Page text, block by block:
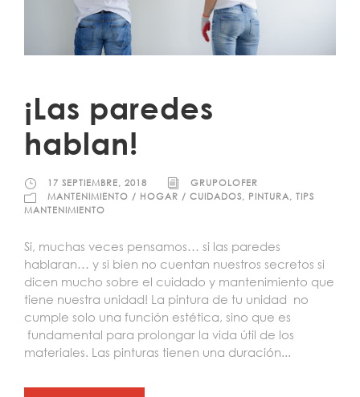
¡Las paredes
hablan!
17 SEPTIEMBRE, 2018
GRUPOLOFER
MANTENIMIENTO / HOGAR / CUIDADOS, PINTURA, TIPS
MANTENIMIENTO
Si, muchas veces pensamos… si las paredes
hablaran… y si bien no cuentan nuestros secretos si
dicen mucho sobre el cuidado y mantenimiento que
tiene nuestra unidad! La pintura de tu unidad no
cumple solo una función estética, sino que es
fundamental para prolongar la vida útil de los
materiales. Las pinturas tienen una duración...